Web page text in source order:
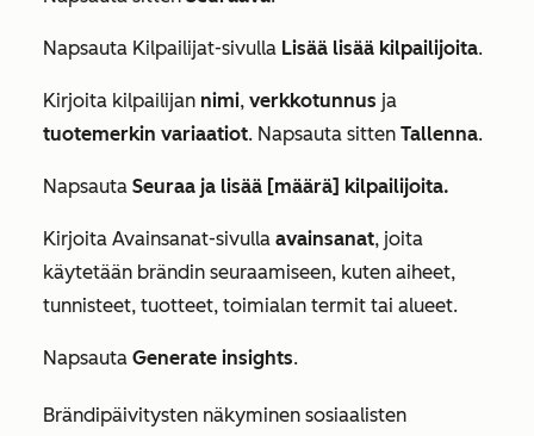
Napsauta Kilpailijat-sivulla Lisää lisää kilpailijoita.
Kirjoita kilpailijan nimi, verkkotunnus ja
tuotemerkin variaatiot. Napsauta sitten Tallenna.
Napsauta Seuraa ja lisää [määrä] kilpailijoita.
Kirjoita Avainsanat-sivulla avainsanat, joita
käytetään brändin seuraamiseen, kuten aiheet,
tunnisteet, tuotteet, toimialan termit tai alueet.
Napsauta Generate insights.
Brändipäivitysten näkyminen sosiaalisten